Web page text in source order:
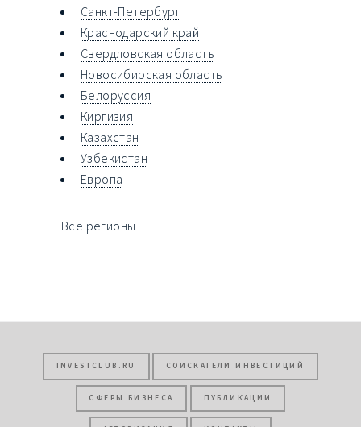
Санкт-Петербург
Краснодарский край
Свердловская область
Новосибирская область
Белоруссия
Киргизия
Казахстан
Узбекистан
Европа
Все регионы
INVESTCLUB.RU СОИСКАТЕЛИ ИНВЕСТИЦИЙ
СФЕРЫ БИЗНЕСА ПУБЛИКАЦИИ